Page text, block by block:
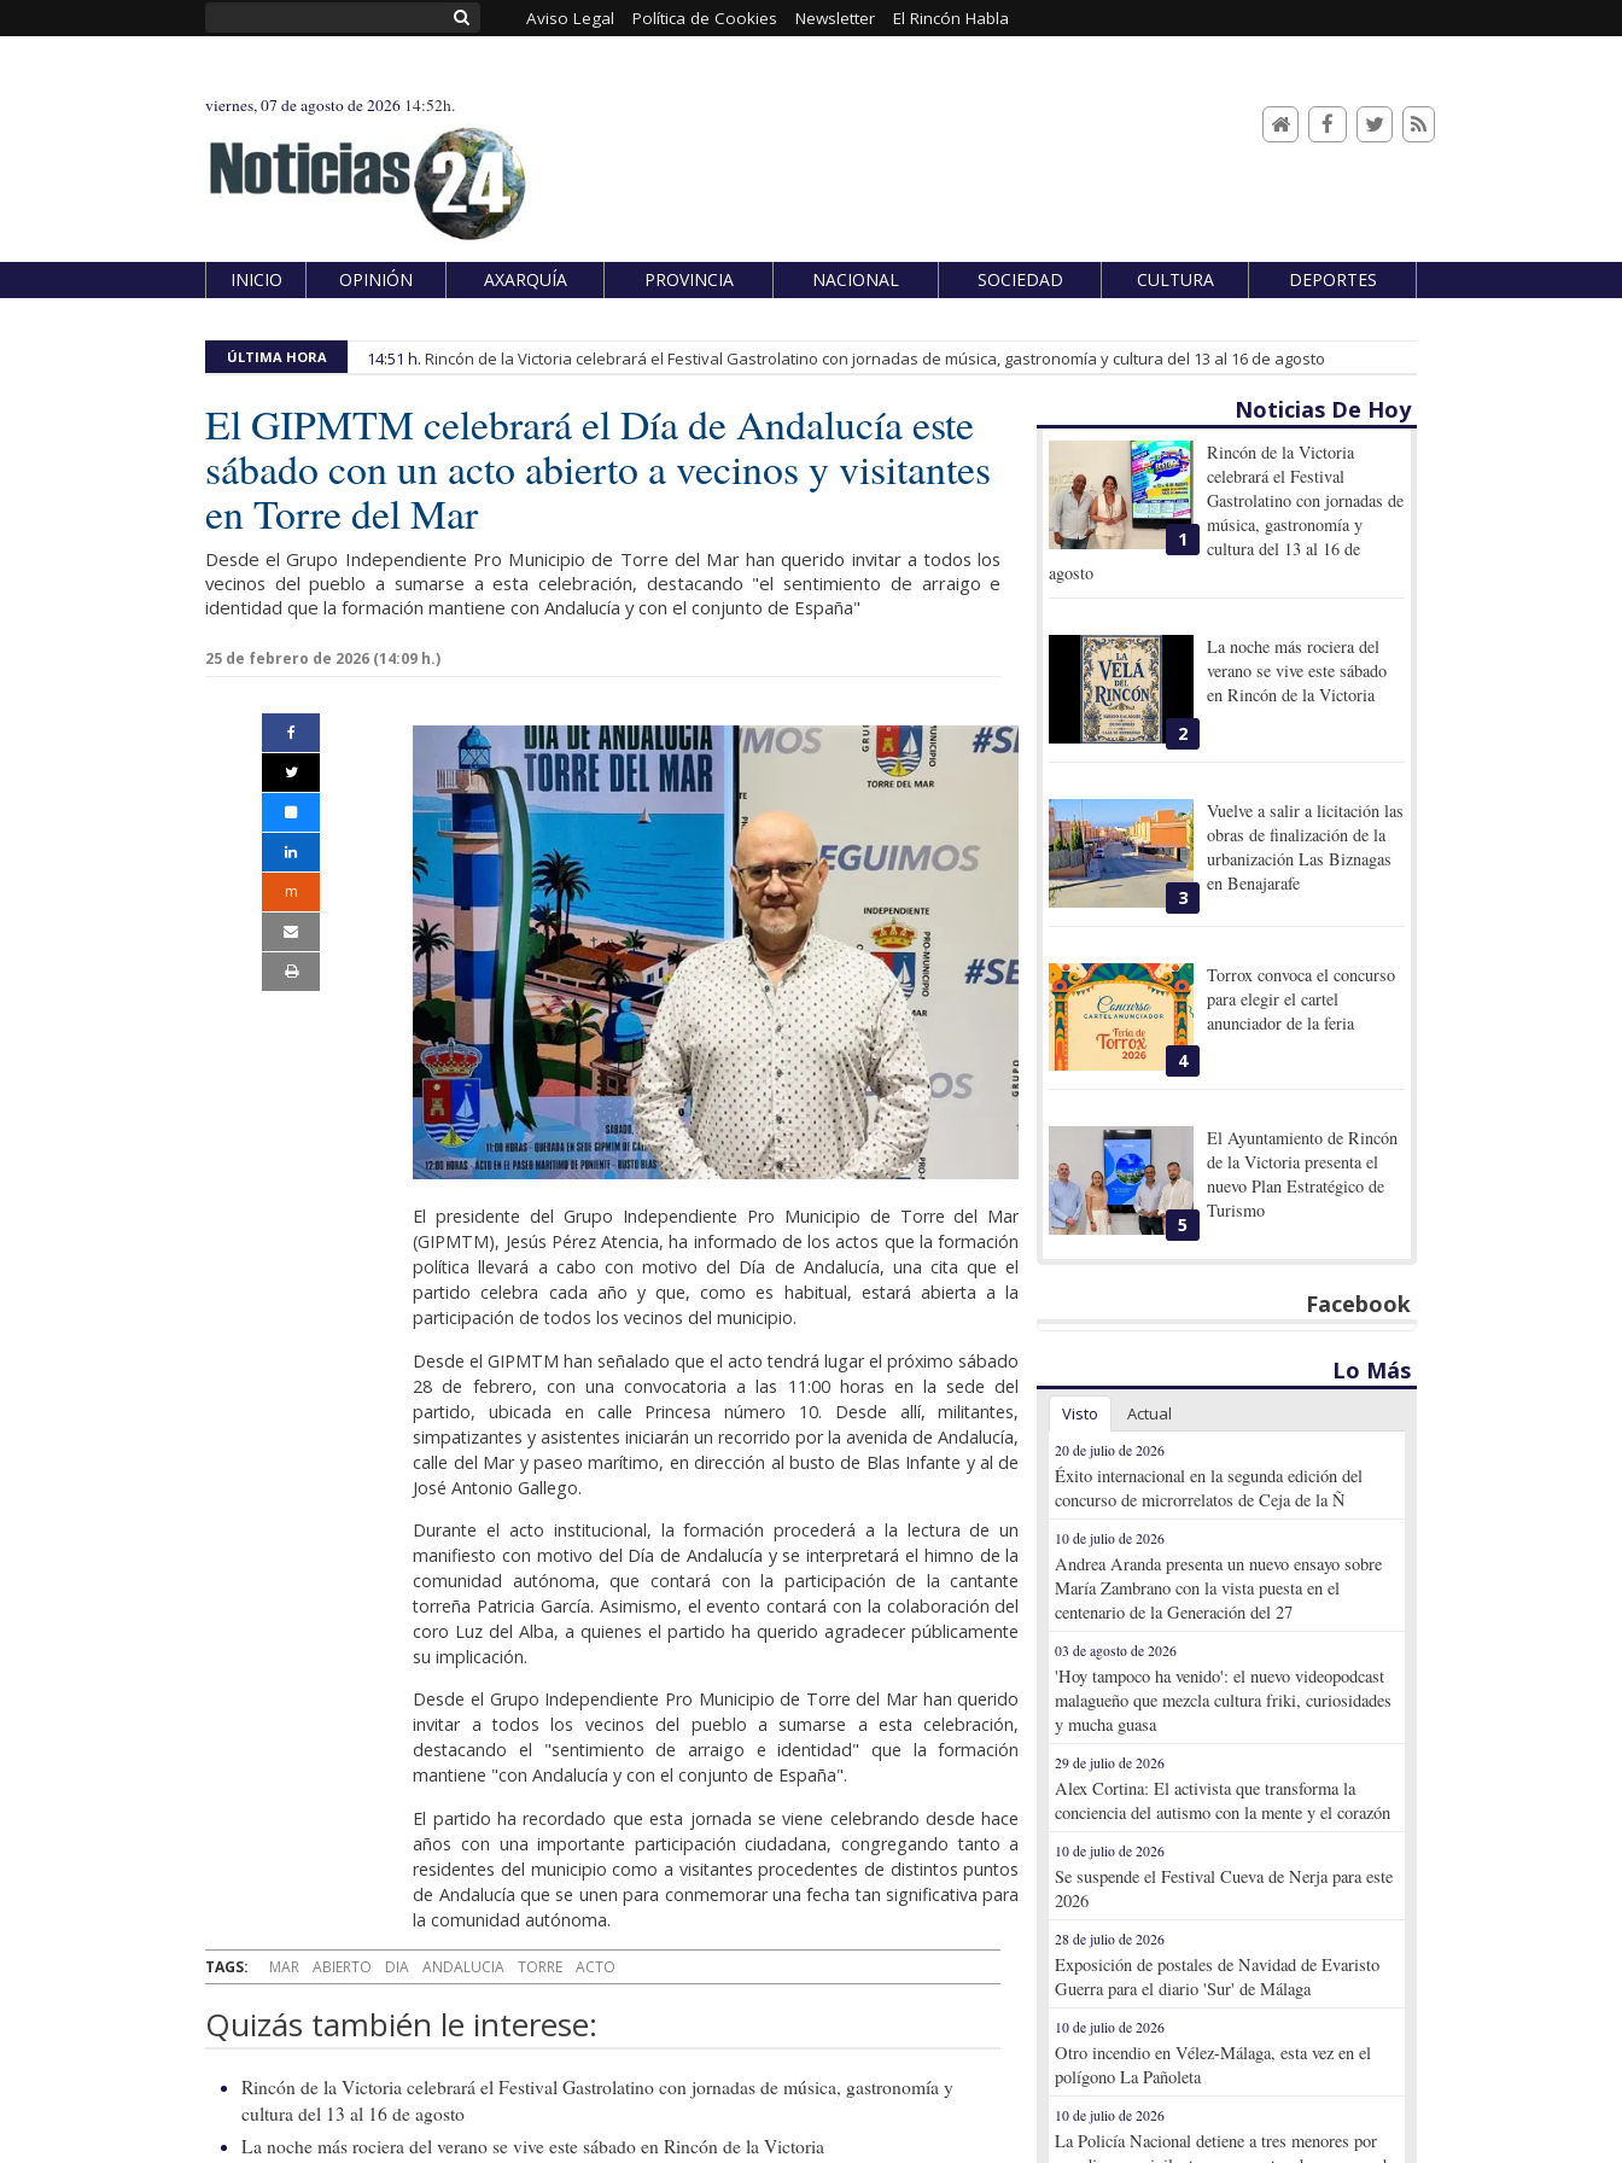
Aviso Legal Política de Cookies Newsletter El Rincón Habla
viernes, 07 de agosto de 2026 14:52h.
INICIO OPINIÓN AXARQUÍA PROVINCIA NACIONAL SOCIEDAD CULTURA DEPORTES
ÚLTIMA HORA 14:51 h. Rincón de la Victoria celebrará el Festival Gastrolatino con jornadas de música, gastronomía y cultura del 13 al 16 de agosto
El GIPMTM celebrará el Día de Andalucía este
sábado con un acto abierto a vecinos y visitantes
en Torre del Mar
Desde el Grupo Independiente Pro Municipio de Torre del Mar han querido invitar a todos los
vecinos del pueblo a sumarse a esta celebración, destacando "el sentimiento de arraigo e
identidad que la formación mantiene con Andalucía y con el conjunto de España"
25 de febrero de 2026 (14:09 h.)
m
El presidente del Grupo Independiente Pro Municipio de Torre del Mar
(GIPMTM), Jesús Pérez Atencia, ha informado de los actos que la formación
política llevará a cabo con motivo del Día de Andalucía, una cita que el
partido celebra cada año y que, como es habitual, estará abierta a la
participación de todos los vecinos del municipio.
Desde el GIPMTM han señalado que el acto tendrá lugar el próximo sábado
28 de febrero, con una convocatoria a las 11:00 horas en la sede del
partido, ubicada en calle Princesa número 10. Desde allí, militantes,
simpatizantes y asistentes iniciarán un recorrido por la avenida de Andalucía,
calle del Mar y paseo marítimo, en dirección al busto de Blas Infante y al de
José Antonio Gallego.
Durante el acto institucional, la formación procederá a la lectura de un
manifiesto con motivo del Día de Andalucía y se interpretará el himno de la
comunidad autónoma, que contará con la participación de la cantante
torreña Patricia García. Asimismo, el evento contará con la colaboración del
coro Luz del Alba, a quienes el partido ha querido agradecer públicamente
su implicación.
Desde el Grupo Independiente Pro Municipio de Torre del Mar han querido
invitar a todos los vecinos del pueblo a sumarse a esta celebración,
destacando el "sentimiento de arraigo e identidad" que la formación
mantiene "con Andalucía y con el conjunto de España".
El partido ha recordado que esta jornada se viene celebrando desde hace
años con una importante participación ciudadana, congregando tanto a
residentes del municipio como a visitantes procedentes de distintos puntos
de Andalucía que se unen para conmemorar una fecha tan significativa para
la comunidad autónoma.
TAGS: MAR ABIERTO DIA ANDALUCIA TORRE ACTO
Quizás también le interese:
Rincón de la Victoria celebrará el Festival Gastrolatino con jornadas de música, gastronomía y
cultura del 13 al 16 de agosto
La noche más rociera del verano se vive este sábado en Rincón de la Victoria
Noticias De Hoy
1
Rincón de la Victoria
celebrará el Festival
Gastrolatino con jornadas de
música, gastronomía y
cultura del 13 al 16 de
agosto
2
La noche más rociera del
verano se vive este sábado
en Rincón de la Victoria
3
Vuelve a salir a licitación las
obras de finalización de la
urbanización Las Biznagas
en Benajarafe
4
Torrox convoca el concurso
para elegir el cartel
anunciador de la feria
5
El Ayuntamiento de Rincón
de la Victoria presenta el
nuevo Plan Estratégico de
Turismo
Facebook
Lo Más
Visto Actual
20 de julio de 2026
Éxito internacional en la segunda edición del
concurso de microrrelatos de Ceja de la Ñ
10 de julio de 2026
Andrea Aranda presenta un nuevo ensayo sobre
María Zambrano con la vista puesta en el
centenario de la Generación del 27
03 de agosto de 2026
'Hoy tampoco ha venido': el nuevo videopodcast
malagueño que mezcla cultura friki, curiosidades
y mucha guasa
29 de julio de 2026
Alex Cortina: El activista que transforma la
conciencia del autismo con la mente y el corazón
10 de julio de 2026
Se suspende el Festival Cueva de Nerja para este
2026
28 de julio de 2026
Exposición de postales de Navidad de Evaristo
Guerra para el diario 'Sur' de Málaga
10 de julio de 2026
Otro incendio en Vélez-Málaga, esta vez en el
polígono La Pañoleta
10 de julio de 2026
La Policía Nacional detiene a tres menores por